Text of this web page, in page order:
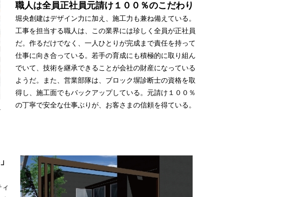
職人は全員正社員元請け１００％のこだわり
堀央創建はデザイン力に加え、施工力も兼ね備えている。
工事を担当する職人は、この業界には珍しく全員が正社員
だ。作るだけでなく、一人ひとりが完成まで責任を持って
仕事に向き合っている。若手の育成にも積極的に取り組ん
でいて、技術を継承できることが会社の財産になっている
ようだ。また、営業部隊は、ブロック塀診断士の資格を取
得し、施工面でもバックアップしている。元請け１００％
の丁寧で安全な仕事ぶりが、お客さまの信頼を得ている。